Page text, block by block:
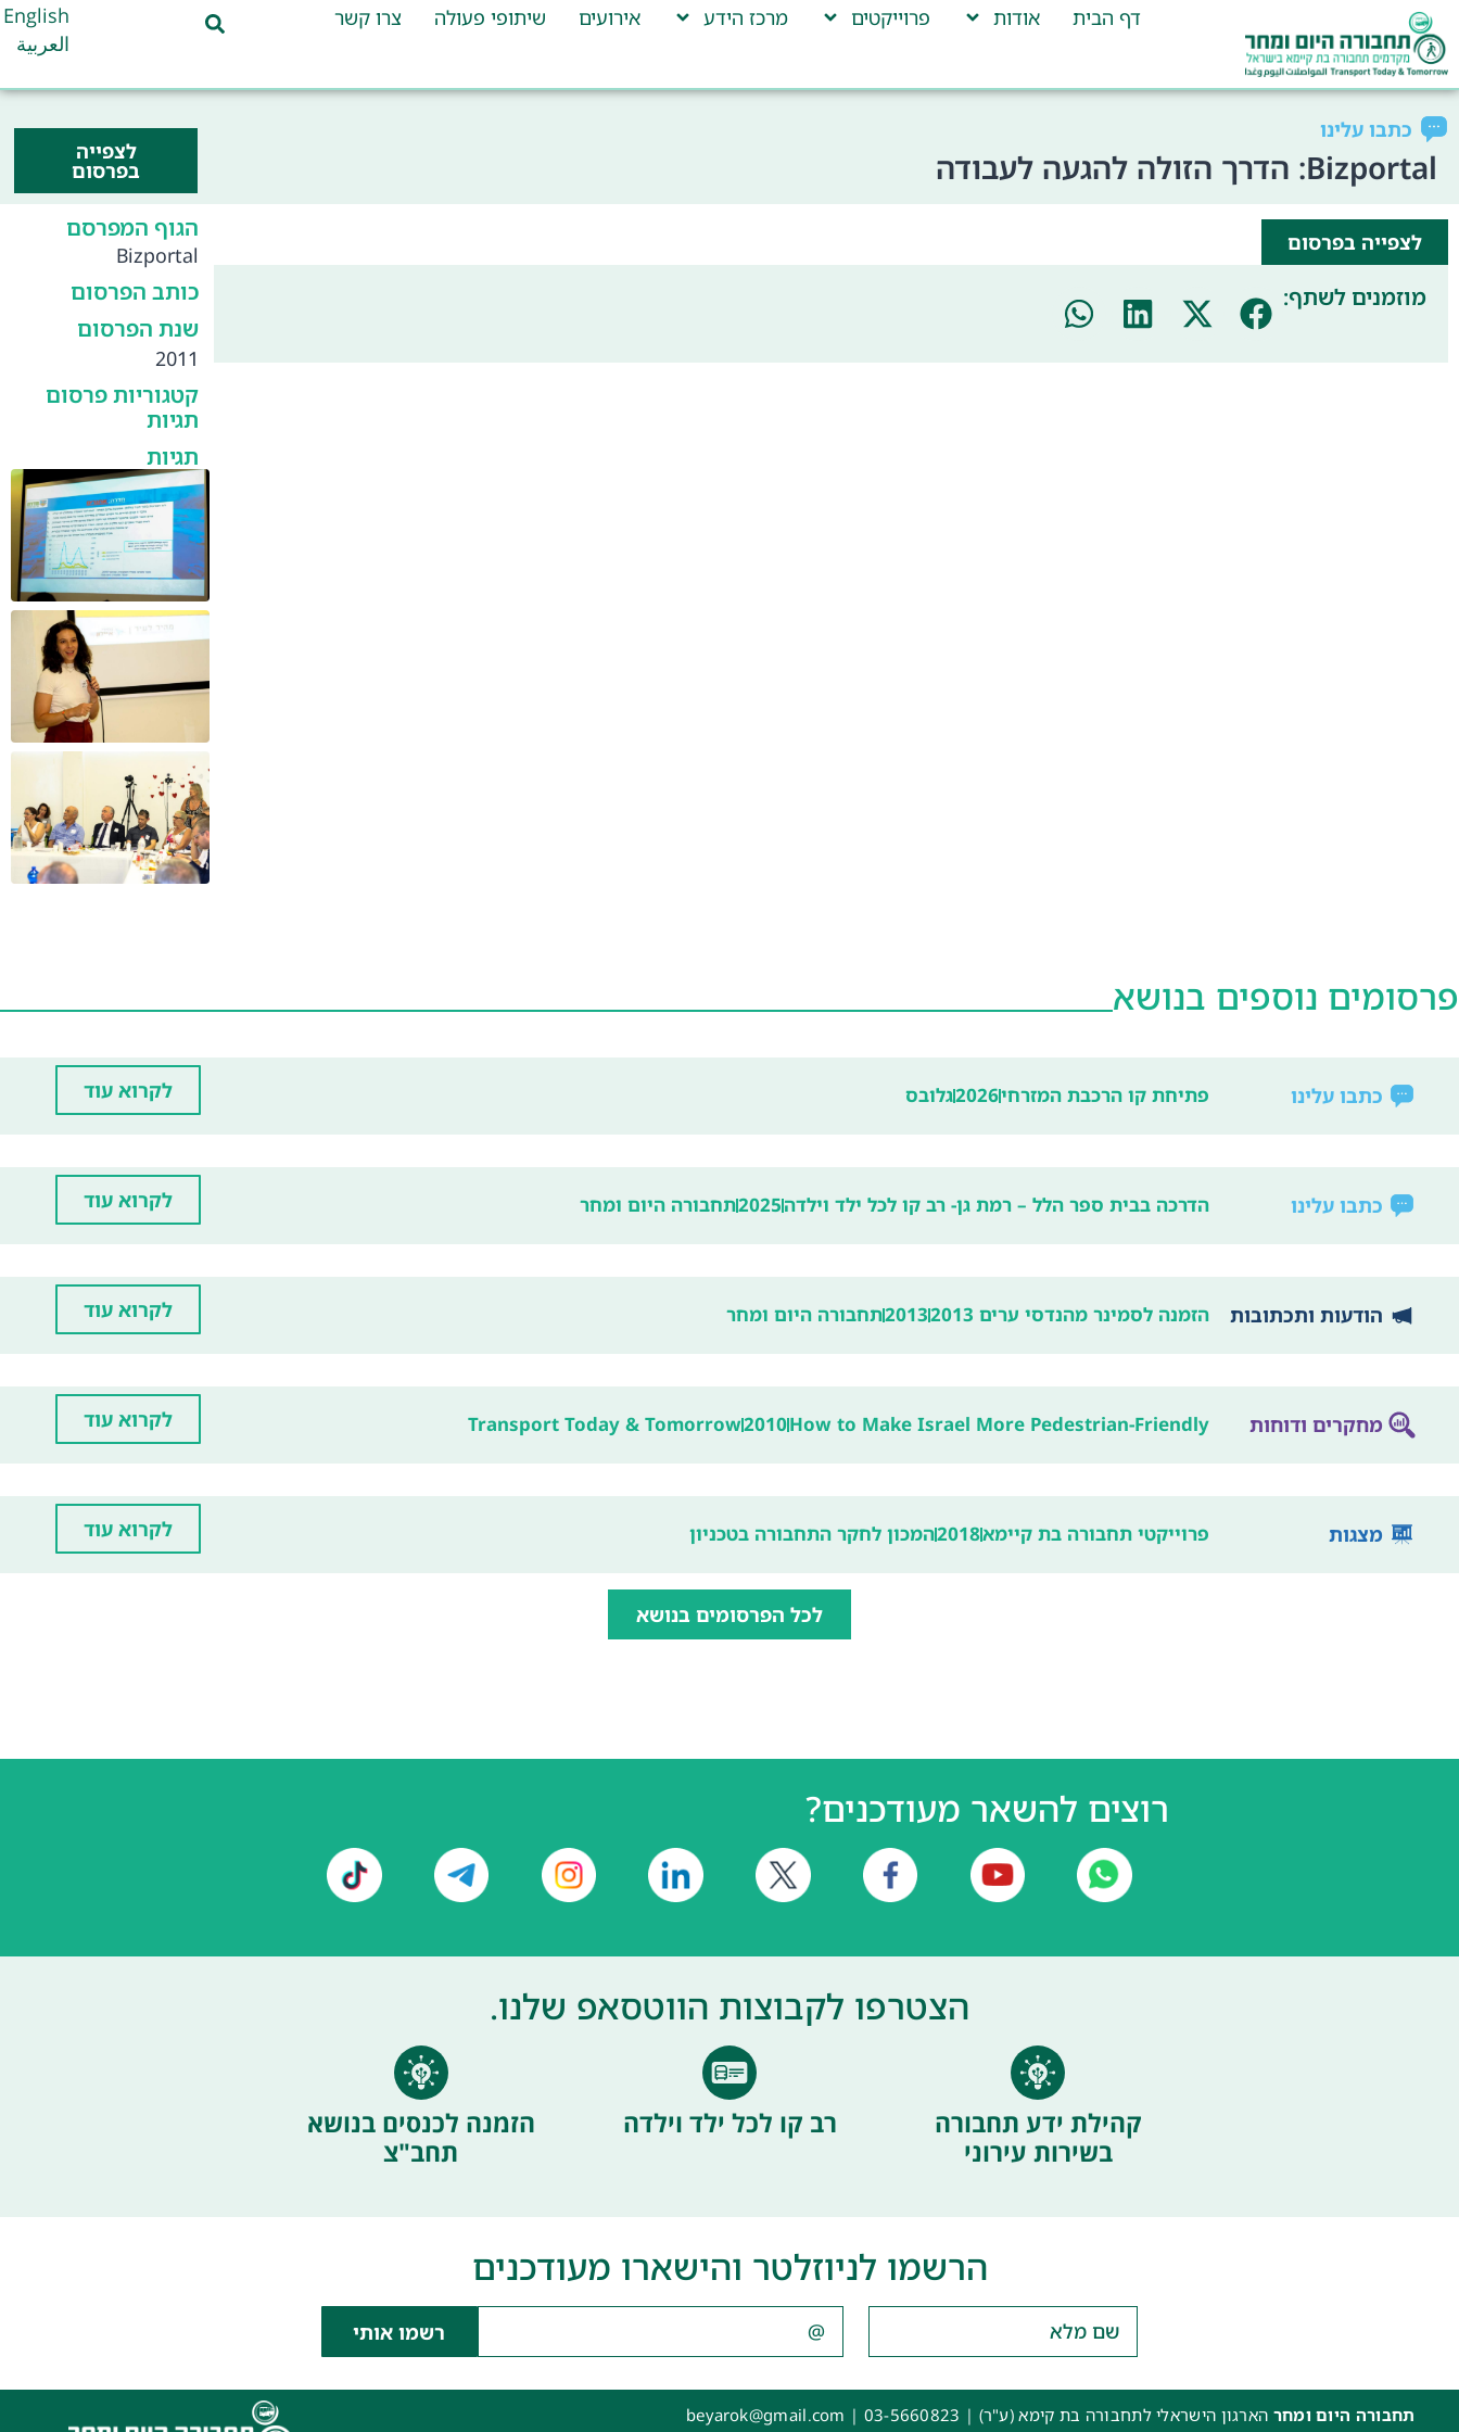
דף הבית אודות פרוייקטים מרכז הידע אירועים שיתופי פעולה צרו קשר
English
العربية
כתבו עלינו
Bizportal: הדרך הזולה להגעה לעבודה לצפייה
בפרסום
לצפייה בפרסום
מוזמנים לשתף:
הגוף המפרסם
Bizportal
כותב הפרסום
שנת הפרסום
2011
קטגוריות פרסום
תגיות
תגיות
פרסומים נוספים בנושא
כתבו עלינו פתיחת קו הרכבת המזרחי2026גלובס לקרוא עוד
כתבו עלינו הדרכה בבית ספר הלל – רמת גן- רב קו לכל ילד וילדה2025תחבורה היום ומחר לקרוא עוד
הודעות ותכתובות הזמנה לסמינר מהנדסי ערים 2013 2013תחבורה היום ומחר לקרוא עוד
מחקרים ודוחות How to Make Israel More Pedestrian-Friendly
2010
Transport Today & Tomorrow לקרוא עוד
מצגות פרוייקטי תחבורה בת קיימא2018המכון לחקר התחבורה בטכניון לקרוא עוד
לכל הפרסומים בנושא
רוצים להשאר מעודכנים?
הצטרפו לקבוצות הווטסאפ שלנו.
קהילת ידע תחבורה
בשירות עירוני
רב קו לכל ילד וילדה
הזמנה לכנסים בנושא
תחב"צ
הרשמו לניוזלטר והישארו מעודכנים
רשמו אותי
תחבורה היום ומחר הארגון הישראלי לתחבורה בת קימא (ע"ר) | 03-5660823
|
beyarok@gmail.com